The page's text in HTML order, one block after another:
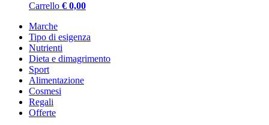
Carrello € 0,00
Marche
Tipo di esigenza
Nutrienti
Dieta e dimagrimento
Sport
Alimentazione
Cosmesi
Regali
Offerte